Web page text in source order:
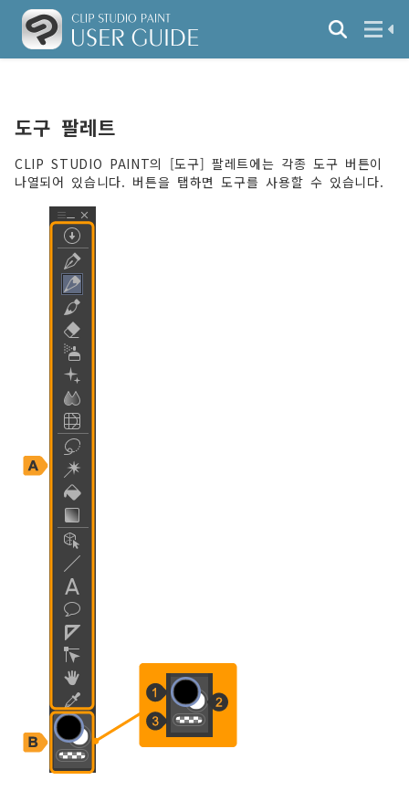
도구 팔레트
CLIP STUDIO PAINT의 [도구] 팔레트에는 각종 도구 버튼이
나열되어 있습니다. 버튼을 탭하면 도구를 사용할 수 있습니다.